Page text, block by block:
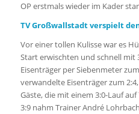
OP erstmals wieder im Kader
TV Großwallstadt verspielt
Vor einer tollen Kulisse war es
Start erwischten und schnell mit
Eisenträger per Siebenmeter
verwandelte Eisenträger zum
Gäste, die mit einem 3:0-Lauf
3:9 nahm Trainer André